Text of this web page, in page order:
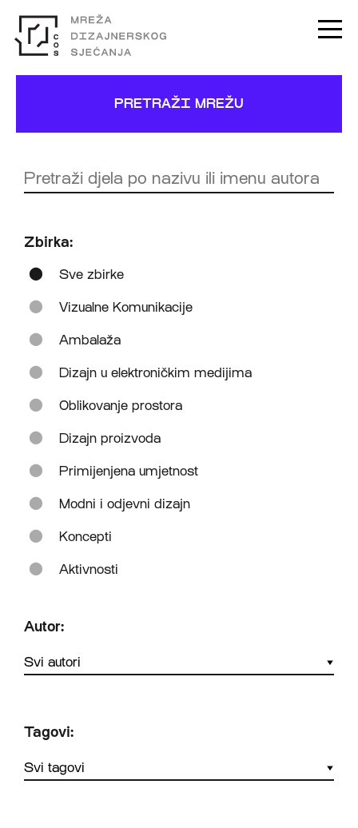
PRETRAŽI MREŽU
Zbirka:
Sve zbirke
Vizualne Komunikacije
Ambalaža
Dizajn u elektroničkim medijima
Oblikovanje prostora
Dizajn proizvoda
Primijenjena umjetnost
Modni i odjevni dizajn
Koncepti
Aktivnosti
Autor:
Tagovi: